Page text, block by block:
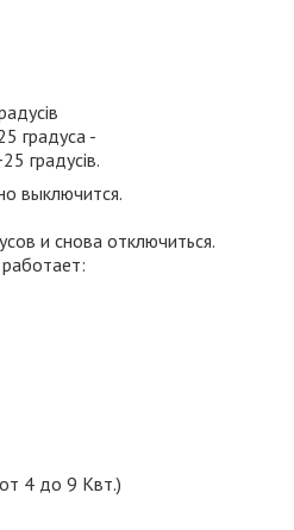
градуса -
градусів.
выключится.
и снова отключиться.
4 до 9 Квт.)